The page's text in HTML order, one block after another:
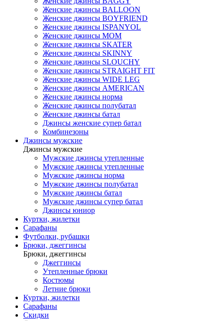
Женские джинсы BALLOON
Женские джинсы BOYFRIEND
Женские джинсы ISPANYOL
Женские джинсы МОМ
Женские джинсы SKATER
Женские джинсы SKINNY
Женские джинсы SLOUCHY
Женские джинсы STRAIGHT FIT
Женские джинсы WIDE LEG
Женские джинсы AMERICAN
Женские джинсы норма
Женские джинсы полубатал
Женские джинсы батал
Джинсы женские супер батал
Комбинезоны
Джинсы мужские
Джинсы мужские
Мужские джинсы утепленные
Мужские джинсы утепленные
Мужские джинсы норма
Мужские джинсы полубатал
Мужские джинсы батал
Мужские джинсы супер батал
Джинсы юниор
Куртки, жилетки
Сарафаны
Футболки, рубашки
Брюки, джеггинсы
Брюки, джеггинсы
Джеггинсы
Утепленные брюки
Костюмы
Летние брюки
Куртки, жилетки
Сарафаны
Скидки